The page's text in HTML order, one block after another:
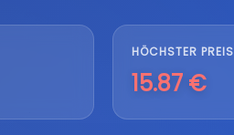
HÖCHSTER PREIS
15.87 €